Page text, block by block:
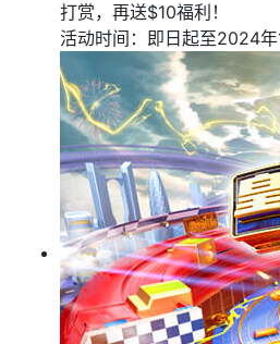
打赏，再送$10福利！
活动时间：即日起至2024年